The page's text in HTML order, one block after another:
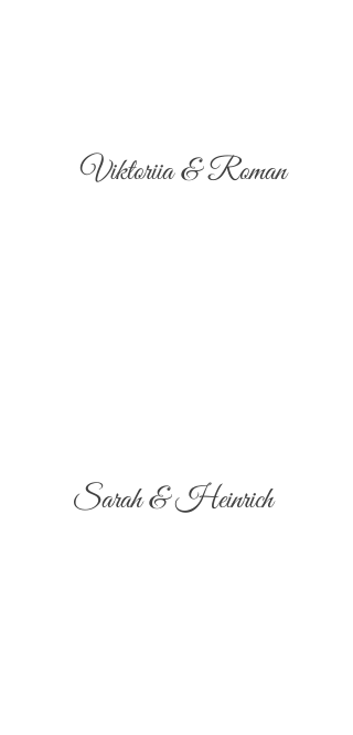
Viktoriia & Roman
Sarah & Heinrich